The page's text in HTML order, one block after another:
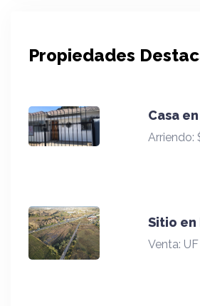
Propiedades
Casa
Arriendo:
Sitio en
Venta: